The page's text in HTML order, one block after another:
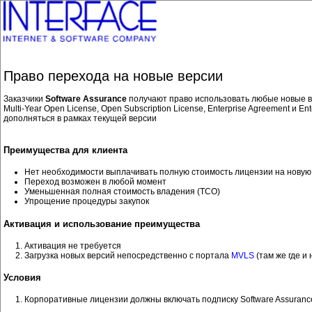
Право перехода на новые версии
Заказчики Software Assurance получают право использовать любые новые
Multi-Year Open License, Open Subscription License, Enterprise Agreement и
дополняться в рамках текущей версии
Преимущества для клиента
Нет необходимости выплачивать полную стоимость лицензии на
Переход возможен в любой момент
Уменьшенная полная стоимость владения (TCO)
Упрощение процедуры закупок
Активация и использование преимущества
Активация не требуется
Загрузка новых версий непосредственно с портала MVLS (там же где и
Условия
Корпоративные лицензии должны включать подписку Software